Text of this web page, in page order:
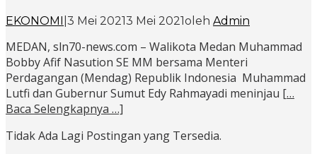
EKONOMI 3 Mei 20213 Mei 2021oleh Admin
MEDAN, sln70-news.com – Walikota Medan Muhammad
Bobby Afif Nasution SE MM bersama Menteri
Perdagangan (Mendag) Republik Indonesia Muhammad
Lutfi dan Gubernur Sumut Edy Rahmayadi meninjau […
Baca Selengkapnya …]
Tidak Ada Lagi Postingan yang Tersedia.